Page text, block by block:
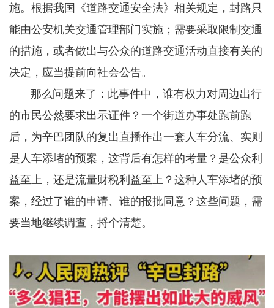
施。根据我国《道路交通安全法》相关规定，封路只
能由公安机关交通管理部门实施；需要采取限制交通
的措施，或者做出与公众的道路交通活动直接有关的
决定，应当提前向社会公告。
那么问题来了：此事件中，谁有权力对周边出行
的市民公然要求出示证件？一个街道办事处跑前跑
后，为辛巴团队的复出直播作出一套人车分流、实则
是人车添堵的预案，这背后有怎样的考量？是公众利
益至上，还是流量财税利益至上？这种人车添堵的预
案，经过了谁的申请、谁的报批同意？这些问题，需
要当地继续调查，捋个清楚。